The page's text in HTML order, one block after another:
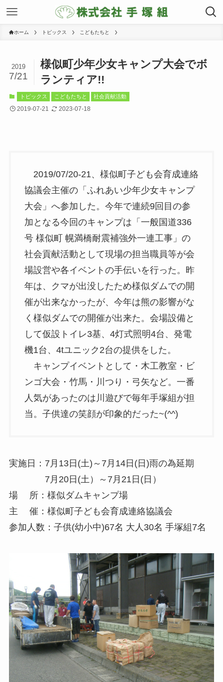
ホーム トピックス こどもたちと
様似町少年少女キャンプ大会でボ
ランティア!!
2019
7/21
トピックス こどもたちと 社会貢献活動
2019-07-21 2023-07-18
2019/07/20-21、様似町子ども会育成連絡
協議会主催の「ふれあい少年少女キャンプ
大会」へ参加した。今年で連続9回目の参
加となる今回のキャンプは「一般国道336
号 様似町 幌満橋耐震補強外一連工事」の
社会貢献活動として現場の担当職員等が会
場設営や各イベントの手伝いを行った。昨
年は、クマが出没したため様似ダムでの開
催が出来なかったが、今年は熊の影響がな
く様似ダムでの開催が出来た。会場設備と
して仮設トイレ3基、4灯式照明4台、発電
機1台、4tユニック2台の提供をした。
キャンプイベントとして・木工教室・ビ
ンゴ大会・竹馬・川つり・弓矢など。一番
人気があったのは川遊びで毎年手塚組が担
当。子供達の笑顔が印象的だった~(^^)
実施日：7月13日(土)～7月14日(日)雨の為延期
7月20日(土）～7月21日(日）
場 所：様似ダムキャンプ場
主 催：様似町子ども会育成連絡協議会
参加人数：子供(幼小中)67名 大人30名 手塚組7名